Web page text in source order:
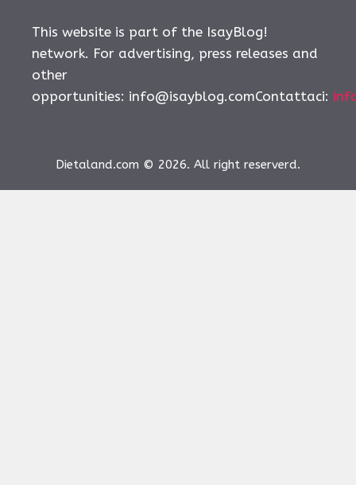
This website is part of the IsayBlog!
network. For advertising, press releases and
other
opportunities: info@isayblog.comContattaci:
Dietaland.com © 2026. All right reserverd.